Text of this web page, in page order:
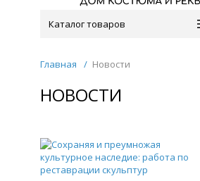
Каталог товаров
Главная / Новости
НОВОСТИ